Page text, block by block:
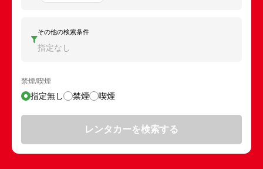
その他の検索条件
指定なし
禁煙/喫煙
指定無し 禁煙 喫煙
レンタカーを検索する